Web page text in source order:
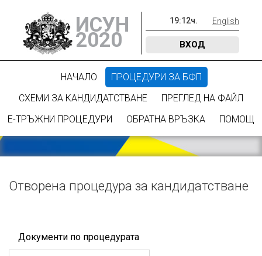
ИСУН
2020
19:12ч. English
ВХОД
НАЧАЛО
ПРОЦЕДУРИ ЗА БФП
СХЕМИ ЗА КАНДИДАТСТВАНЕ
ПРЕГЛЕД НА ФАЙЛ
Е-ТРЪЖНИ ПРОЦЕДУРИ
ОБРАТНА ВРЪЗКА ПОМОЩ
Отворена процедура за кандидатстване
Документи по процедурата